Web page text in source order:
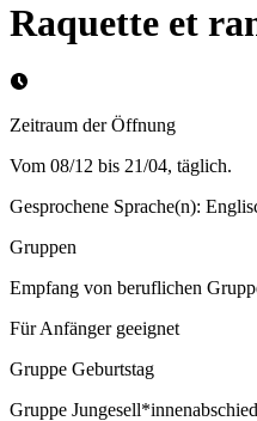
Raquette et
Zeitraum der Öffnung
Vom 08/12 bis 21/04, täglich.
Gesprochene Sprache(n):
Gruppen
Empfang von beruflichen
Für Anfänger geeignet
Gruppe Geburtstag
Gruppe Jungesell*innenabschied